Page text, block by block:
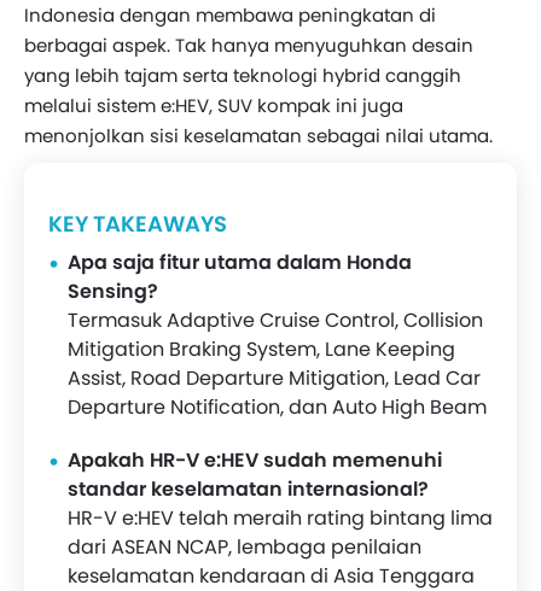
Indonesia dengan membawa peningkatan di
berbagai aspek. Tak hanya menyuguhkan desain
yang lebih tajam serta teknologi hybrid canggih
melalui sistem e:HEV, SUV kompak ini juga
menonjolkan sisi keselamatan sebagai nilai utama.
KEY TAKEAWAYS
Apa saja fitur utama dalam Honda
Sensing?
Termasuk Adaptive Cruise Control, Collision
Mitigation Braking System, Lane Keeping
Assist, Road Departure Mitigation, Lead Car
Departure Notification, dan Auto High Beam
Apakah HR-V e:HEV sudah memenuhi
standar keselamatan internasional?
HR-V e:HEV telah meraih rating bintang lima
dari ASEAN NCAP, lembaga penilaian
keselamatan kendaraan di Asia Tenggara